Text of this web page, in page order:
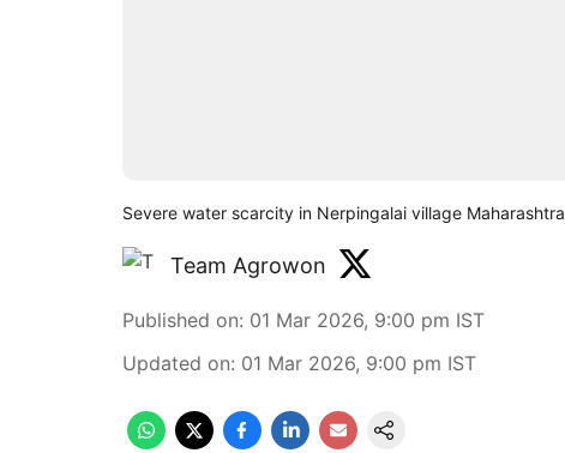
Severe water scarcity in Nerpingalai village Maharashtra
Team Agrowon
Published on: 01 Mar 2026, 9:00 pm IST
Updated on: 01 Mar 2026, 9:00 pm IST